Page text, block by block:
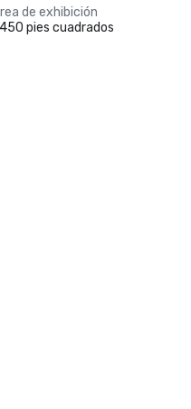
de exhibición
pies cuadrados